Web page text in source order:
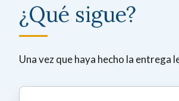
¿Qué sigue?
Una vez que haya hecho la entrega